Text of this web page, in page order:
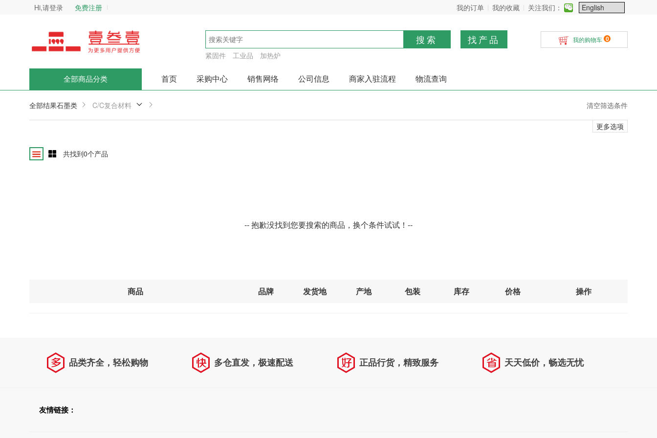
Hi,请登录 免费注册 我的订单 我的收藏 关注我们：
搜索 找产品
紧固件 工业品 加热炉
我的购物车 0
全部商品分类 首页 采购中心 销售网络 公司信息 商家入驻流程 物流查询
全部结果石墨类 C/C复合材料 清空筛选条件
更多选项
共找到0个产品
-- 抱歉没找到您要搜索的商品，换个条件试试！--
商品 品牌 发货地 产地 包装 库存 价格 操作
品类齐全，轻松购物 多仓直发，极速配送 正品行货，精致服务 天天低价，畅选无忧
友情链接：